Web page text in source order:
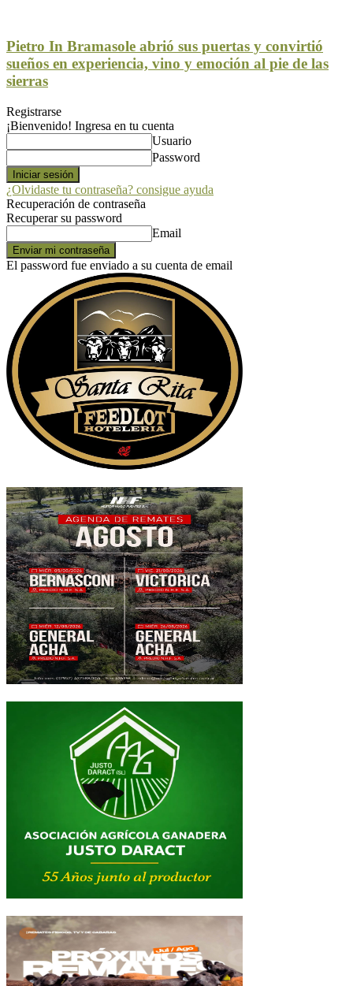
Pietro In Bramasole abrió sus puertas y convirtió
sueños en experiencia, vino y emoción al pie de las
sierras
Registrarse
¡Bienvenido! Ingresa en tu cuenta
Usuario
Password
¿Olvidaste tu contraseña? consigue ayuda
Recuperación de contraseña
Recuperar su password
Email
El password fue enviado a su cuenta de email